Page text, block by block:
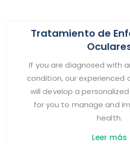
Tratamiento de
If you are diagnosed with
condition, our experienced
will develop a
for you to manage and
health.
Leer más